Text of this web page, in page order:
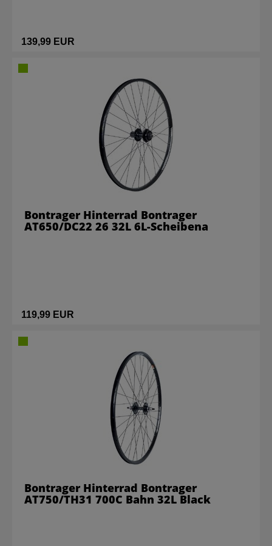
139,99 EUR
119,99 EUR
Bontrager Hinterrad Bontrager
AT650/DC22 26 32L 6L-Scheibena
Bontrager Hinterrad Bontrager
AT750/TH31 700C Bahn 32L Black